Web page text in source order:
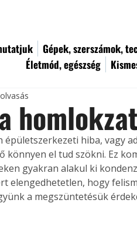
Gépek, szerszámok,
Életmód, egészség
épületszerkezeti hiba, vagy
könnyen el tud szökni. Ez
gyakran alakul ki
elengedhetetlen, hogy
a megszüntetésük